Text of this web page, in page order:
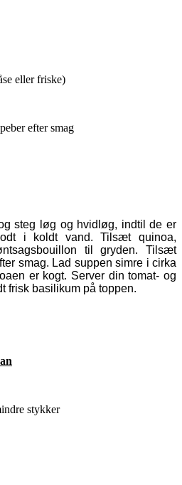
eller friske)
efter smag
steg løg og hvidløg, indtil de er
i koldt vand. Tilsæt quinoa,
til gryden. Tilsæt
smag. Lad suppen simre i cirka
er kogt. Server din tomat- og
frisk basilikum på toppen.
stykker